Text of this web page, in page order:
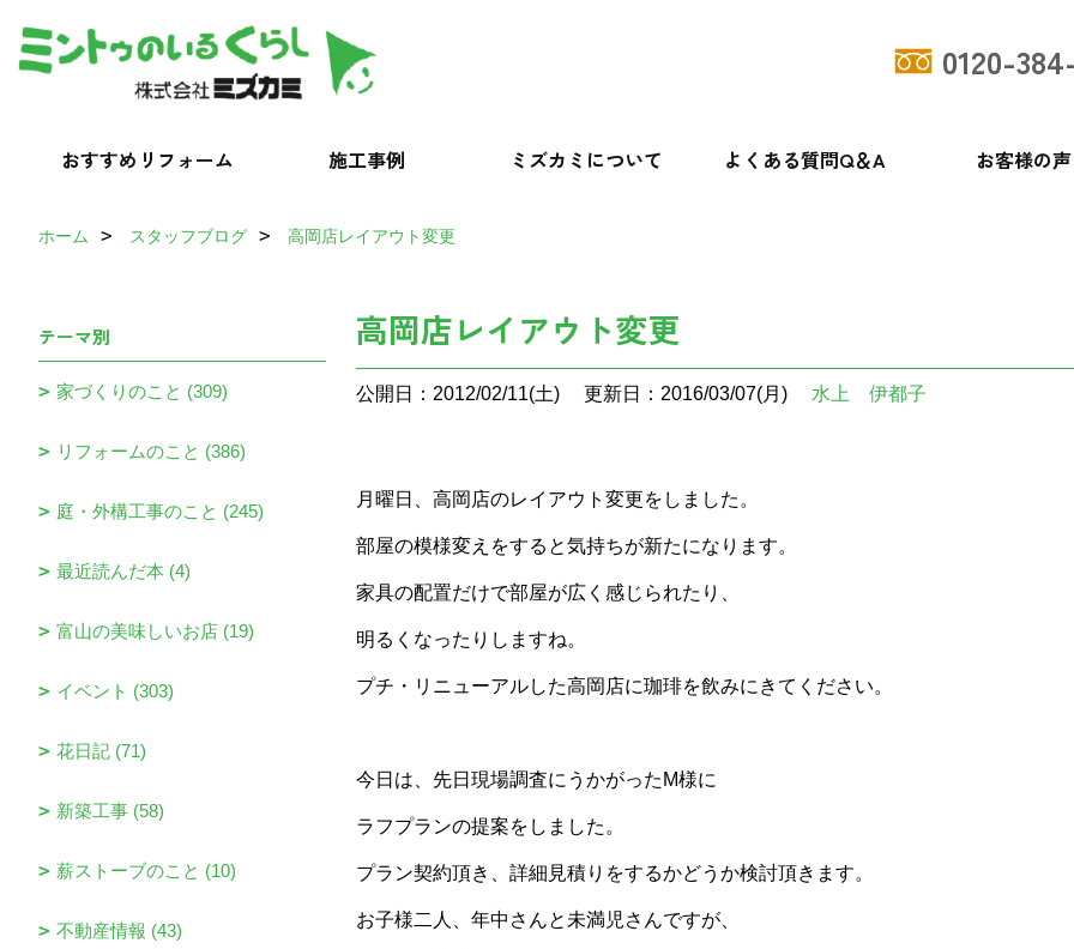
0120-
おすすめリフォーム 施工事例 ミズカミについて よくある質問Q＆A お客様の声
ホーム スタッフブログ 高岡店レイアウト変更
高岡店レイアウト変更
公開日：2012/02/11(土) 更新日：2016/03/07(月) 水上 伊都子
月曜日、高岡店のレイアウト変更をしました。
部屋の模様変えをすると気持ちが新たになります。
家具の配置だけで部屋が広く感じられたり、
明るくなったりしますね。
プチ・リニューアルした高岡店に珈琲を飲みにきてください。
今日は、先日現場調査にうかがったM様に
ラフプランの提案をしました。
プラン契約頂き、詳細見積りをするかどうか検討頂きます。
お子様二人、年中さんと未満児さんですが、
テーマ別
家づくりのこと (309)
リフォームのこと (386)
庭・外構工事のこと (245)
最近読んだ本 (4)
富山の美味しいお店 (19)
イベント (303)
花日記 (71)
新築工事 (58)
薪ストーブのこと (10)
不動産情報 (43)